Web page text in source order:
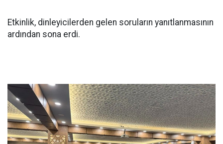
Etkinlik, dinleyicilerden gelen soruların yanıtlanmasının
ardından sona erdi.